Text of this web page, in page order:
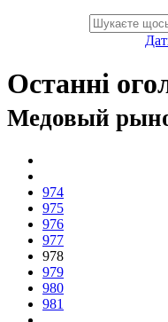
Останні
Медовый
974
975
976
977
978
979
980
981